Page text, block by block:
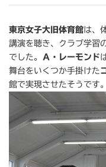
東京女子大旧体育館は、
講演を聴き、クラブ学習
でした。
Ａ・レーモンド
舞台をいくつか手掛けた
館で実現させたそうです。